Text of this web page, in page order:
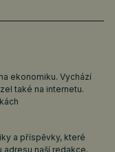
ekonomiku. Vychází
také na internetu.
a příspěvky, které
naší redakce.